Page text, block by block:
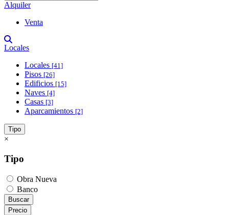
Alquiler
Venta
Locales
Locales [41]
Pisos [26]
Edificios [15]
Naves [4]
Casas [3]
Aparcamientos [2]
Tipo
×
Tipo
Obra Nueva
Banco
Buscar
Precio